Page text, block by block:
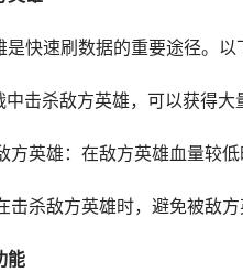
快速刷数据的重要途径。以
击杀敌方英雄，可以获得大
英雄：在敌方英雄血量较低
杀敌方英雄时，避免被敌方
能